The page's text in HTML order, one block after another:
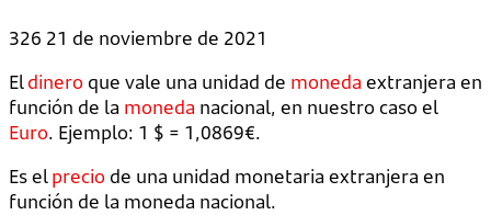
326 21 de noviembre de 2021
Eldinero que vale una unidad de moneda extranjera en
función de la moneda nacional, en nuestro caso el
Euro. Ejemplo: 1 $ = 1,0869€.
Es elprecio de una unidad monetaria extranjera en
función de la moneda nacional.